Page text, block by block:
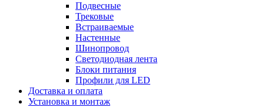
Подвесные
Трековые
Встраиваемые
Настенные
Шинопровод
Светодиодная лента
Блоки питания
Профили для LED
Доставка и оплата
Установка и монтаж